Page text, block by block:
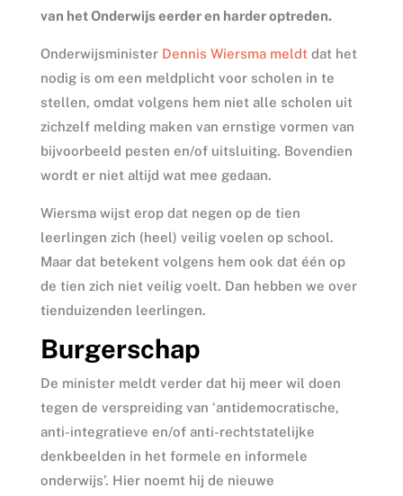
van het Onderwijs eerder en harder optreden.
Onderwijsminister Dennis Wiersma meldtdat het
nodig is om een meldplicht voor scholen in te
stellen, omdat volgens hem niet alle scholen uit
zichzelf melding maken van ernstige vormen van
bijvoorbeeld pesten en/of uitsluiting. Bovendien
wordt er niet altijd wat mee gedaan.
Wiersma wijst erop dat negen op de tien
leerlingen zich (heel) veilig voelen op school.
Maar dat betekent volgens hem ook dat één op
de tien zich niet veilig voelt. Dan hebben we over
tienduizenden leerlingen.
Burgerschap
De minister meldt verder dat hij meer wil doen
tegen de verspreiding van ‘antidemocratische,
anti-integratieve en/of anti-rechtstatelijke
denkbeelden in het formele en informele
onderwijs’. Hier noemt hij de nieuwe